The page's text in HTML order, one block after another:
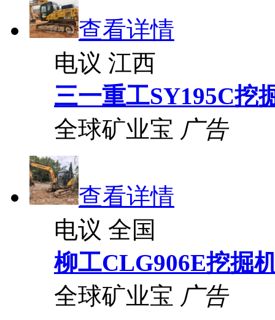
查看详情
电议 江西
三一重工SY195C挖
全球矿业宝 广告
查看详情
电议 全国
柳工CLG906E挖掘
全球矿业宝 广告